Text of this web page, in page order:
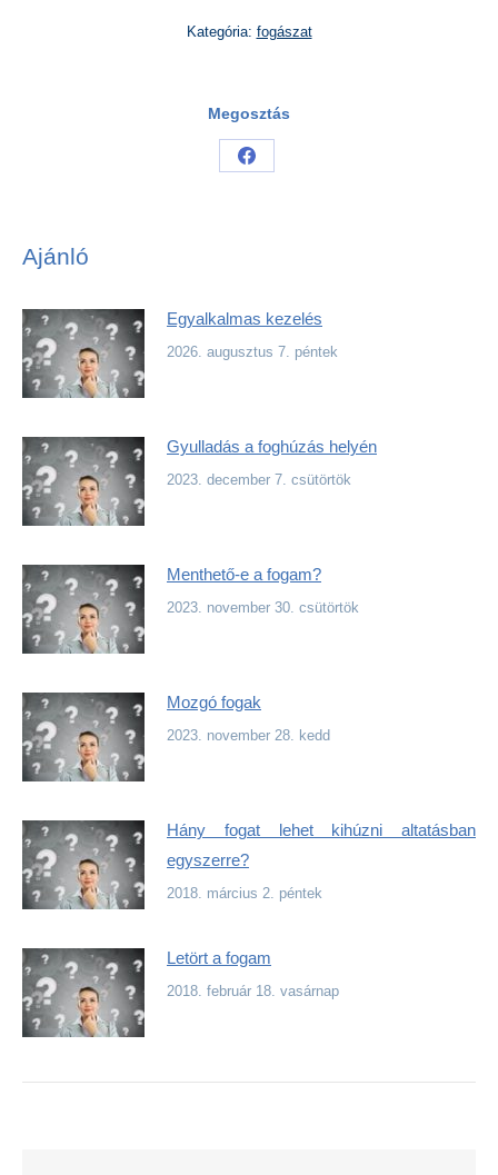
Kategória: fogászat
Megosztás
Share
Ajánló
Egyalkalmas kezelés
2026. augusztus 7. péntek
Gyulladás a foghúzás helyén
2023. december 7. csütörtök
Menthető-e a fogam?
2023. november 30. csütörtök
Mozgó fogak
2023. november 28. kedd
Hány fogat lehet kihúzni altatásban
egyszerre?
2018. március 2. péntek
Letört a fogam
2018. február 18. vasárnap